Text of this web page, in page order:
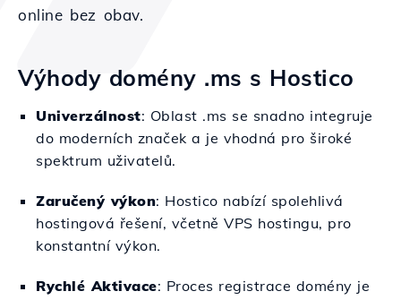
online bez obav.
Výhody domény .ms s Hostico
Univerzálnost: Oblast .ms se snadno integruje
do moderních značek a je vhodná pro široké
spektrum uživatelů.
Zaručený výkon: Hostico nabízí spolehlivá
hostingová řešení, včetně VPS hostingu, pro
konstantní výkon.
Rychlé Aktivace: Proces registrace domény je